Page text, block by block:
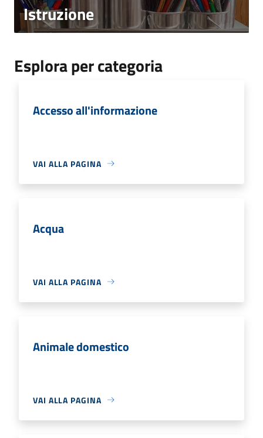
Istruzione
Esplora per categoria
Accesso all'informazione
VAI ALLA PAGINA
Acqua
VAI ALLA PAGINA
Animale domestico
VAI ALLA PAGINA